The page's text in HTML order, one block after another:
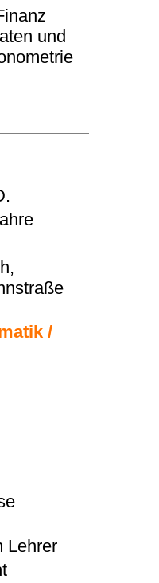
und
/
Lehrer